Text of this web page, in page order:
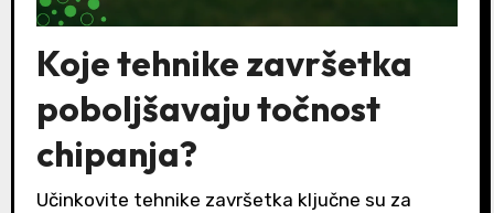
Koje tehnike završetka
poboljšavaju točnost
chipanja?
Učinkovite tehnike završetka ključne su za